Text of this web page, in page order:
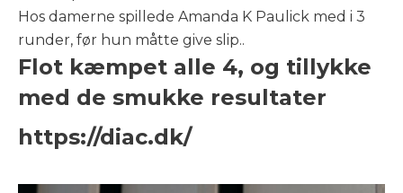
Hos damerne spillede Amanda K Paulick med i 3
runder, før hun måtte give slip..
Flot kæmpet alle 4, og tillykke
med de smukke resultater
https://diac.dk/